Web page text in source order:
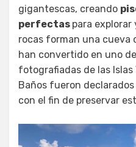
gigantescas, creando
perfectas para explorar
rocas forman una cueva
han convertido en uno
fotografiadas de las
Baños fueron
con el fin de preservar